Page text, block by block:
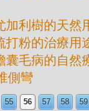
加利樹的天然
打粉的治療用
囊毛病的自然
側彎
55 56 57 58 59